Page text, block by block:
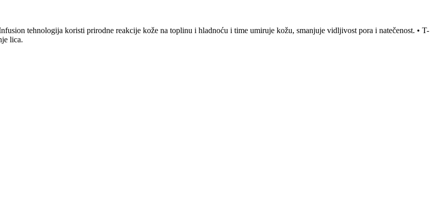
tehnologija koristi prirodne reakcije kože na toplinu i hladnoću i time umiruje kožu, smanjuje vidljivost pora i natečenost. • T-
lica.